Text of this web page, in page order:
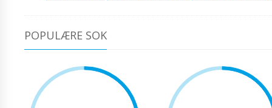
POPULÆRE SOK